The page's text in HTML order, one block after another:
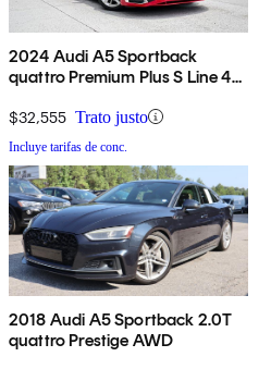
2024 Audi A5 Sportback
quattro Premium Plus S Line 45
$32,555 Trato justo
Incluye tarifas de conc.
2018 Audi A5 Sportback 2.0T
quattro Prestige AWD